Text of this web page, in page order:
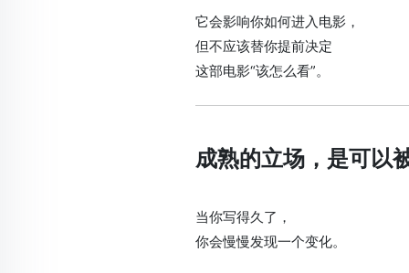
它会影响你如何进入电影，
但不应该替你提前决定
这部电影“该怎么看”。
成熟的立场，是可以
当你写得久了，
你会慢慢发现一个变化。